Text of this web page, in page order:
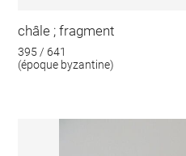
châle ; fragment
395 / 641
(époque byzantine)